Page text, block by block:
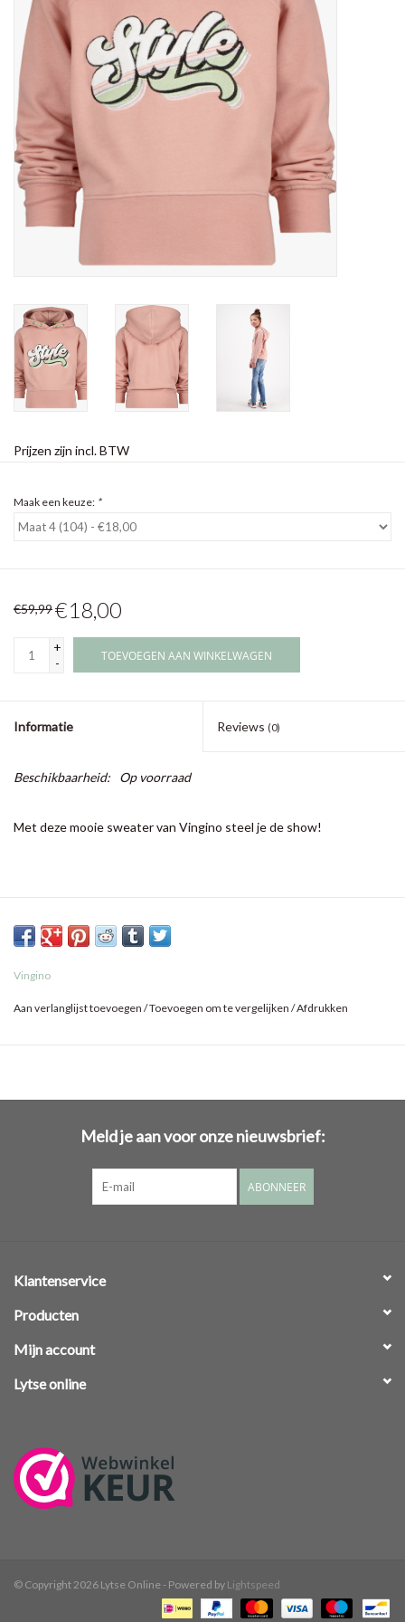
Prijzen zijn incl. BTW
Maak een keuze: *
€59,99€18,00
+
-
TOEVOEGEN AAN WINKELWAGEN
Informatie Reviews (0)
Beschikbaarheid: Op voorraad
Met deze mooie sweater van Vingino steel je de show!
Vingino
Aan verlanglijst toevoegen /Toevoegen om te vergelijken /Afdrukken
Meld je aan voor onze nieuwsbrief:
ABONNEER
Klantenservice
Producten
Mijn account
Lytse online
© Copyright 2026 Lytse Online - Powered by Lightspeed